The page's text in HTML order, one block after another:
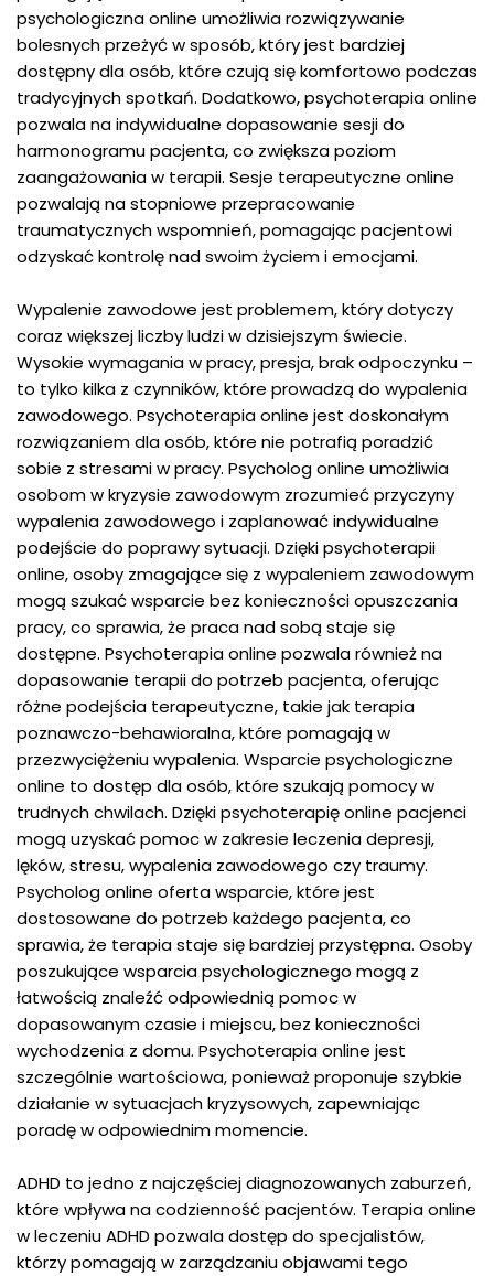
psychologiczna online umożliwia rozwiązywanie
bolesnych przeżyć w sposób, który jest bardziej
dostępny dla osób, które czują się komfortowo podczas
tradycyjnych spotkań. Dodatkowo, psychoterapia online
pozwala na indywidualne dopasowanie sesji do
harmonogramu pacjenta, co zwiększa poziom
zaangażowania w terapii. Sesje terapeutyczne online
pozwalają na stopniowe przepracowanie
traumatycznych wspomnień, pomagając pacjentowi
odzyskać kontrolę nad swoim życiem i emocjami.
Wypalenie zawodowe jest problemem, który dotyczy
coraz większej liczby ludzi w dzisiejszym świecie.
Wysokie wymagania w pracy, presja, brak odpoczynku –
to tylko kilka z czynników, które prowadzą do wypalenia
zawodowego. Psychoterapia online jest doskonałym
rozwiązaniem dla osób, które nie potrafią poradzić
sobie z stresami w pracy. Psycholog online umożliwia
osobom w kryzysie zawodowym zrozumieć przyczyny
wypalenia zawodowego i zaplanować indywidualne
podejście do poprawy sytuacji. Dzięki psychoterapii
online, osoby zmagające się z wypaleniem zawodowym
mogą szukać wsparcie bez konieczności opuszczania
pracy, co sprawia, że praca nad sobą staje się
dostępne. Psychoterapia online pozwala również na
dopasowanie terapii do potrzeb pacjenta, oferując
różne podejścia terapeutyczne, takie jak terapia
poznawczo-behawioralna, które pomagają w
przezwyciężeniu wypalenia. Wsparcie psychologiczne
online to dostęp dla osób, które szukają pomocy w
trudnych chwilach. Dzięki psychoterapię online pacjenci
mogą uzyskać pomoc w zakresie leczenia depresji,
lęków, stresu, wypalenia zawodowego czy traumy.
Psycholog online oferta wsparcie, które jest
dostosowane do potrzeb każdego pacjenta, co
sprawia, że terapia staje się bardziej przystępna. Osoby
poszukujące wsparcia psychologicznego mogą z
łatwością znaleźć odpowiednią pomoc w
dopasowanym czasie i miejscu, bez konieczności
wychodzenia z domu. Psychoterapia online jest
szczególnie wartościowa, ponieważ proponuje szybkie
działanie w sytuacjach kryzysowych, zapewniając
poradę w odpowiednim momencie.
ADHD to jedno z najczęściej diagnozowanych zaburzeń,
które wpływa na codzienność pacjentów. Terapia online
w leczeniu ADHD pozwala dostęp do specjalistów,
którzy pomagają w zarządzaniu objawami tego